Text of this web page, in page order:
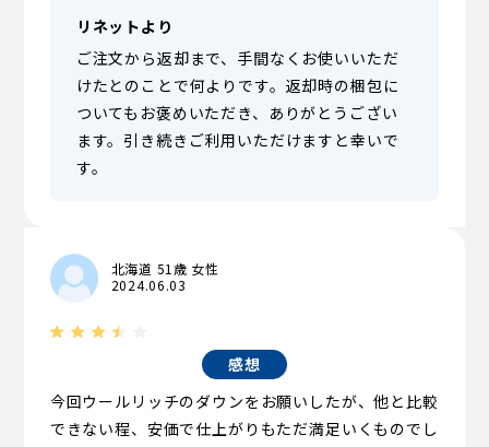
リネットより
ご注文から返却まで、手間なくお使いいただ
けたとのことで何よりです。返却時の梱包に
ついてもお褒めいただき、ありがとうござい
ます。引き続きご利用いただけますと幸いで
す。
北海道 51歳 女性
2024.06.03
感想
今回ウールリッチのダウンをお願いしたが、他と比較
できない程、安価で仕上がりもただ満足いくものでし